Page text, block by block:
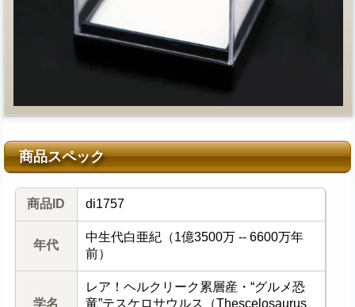
商品スペック
商品ID di1757
年代
中生代白亜紀（1億3500万 -- 6600万年
前）
学名
レア！ヘルクリーク累層産・“グルメ恐
竜”テスケロサウルス（Thescelosaurus